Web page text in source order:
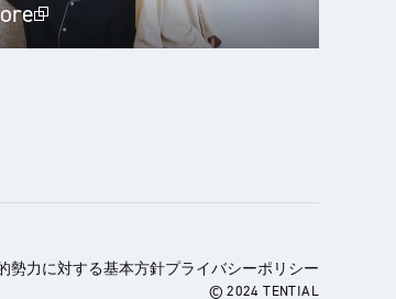
勢力に対する基本方針プライバシーポリシー
© 2024 TENTIAL